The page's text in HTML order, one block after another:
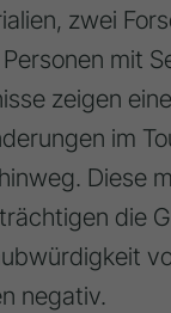
zwei
mit
zeigen
im
Diese
die
negativ.